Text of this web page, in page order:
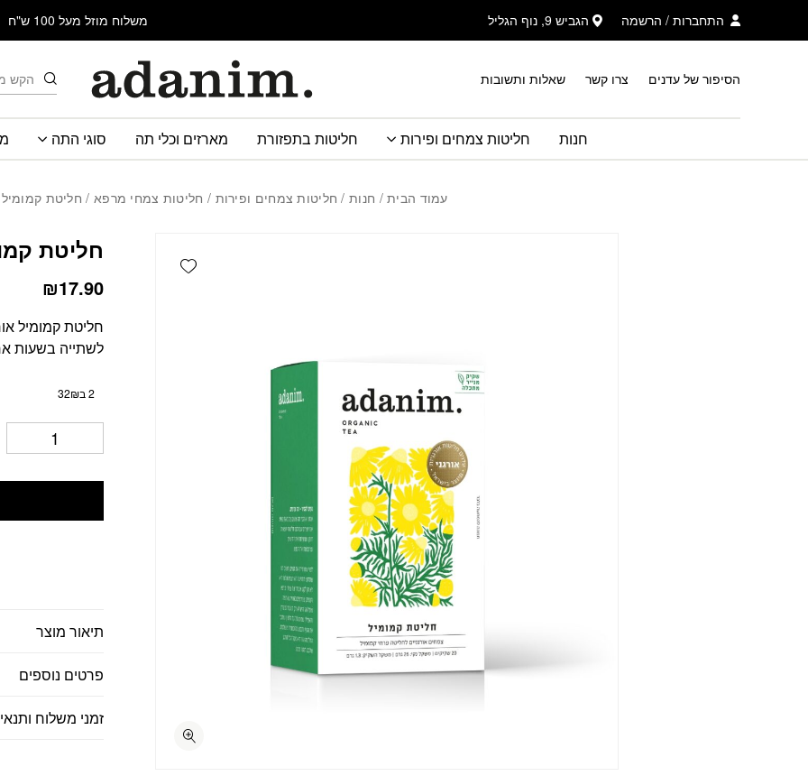
משלוח מוזל מעל 100 ש"ח התחברות / הרשמה הגביש 9, נוף הגליל
חיפוש
הסיפור של עדנים
צרו קשר שאלות ותשובות
חנות חליטות צמחים ופירות חליטות בתפזורת מארזים וכלי תה סוגי התה
עמוד הבית/ חנות/ חליטות צמחים ופירות / חליטות צמחי מרפא / חליטת קמומיל
חליטת
₪17.90
חליטת קמומיל
לשתייה בשעות
2 ב32₪
תיאור מוצר
פרטים נוספים
זמני משלוח
Add wishlist